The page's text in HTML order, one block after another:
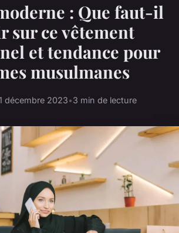
: Que faut-il
sur ce vêtement
et tendance pour
musulmanes
décembre 2023•3 min de lecture